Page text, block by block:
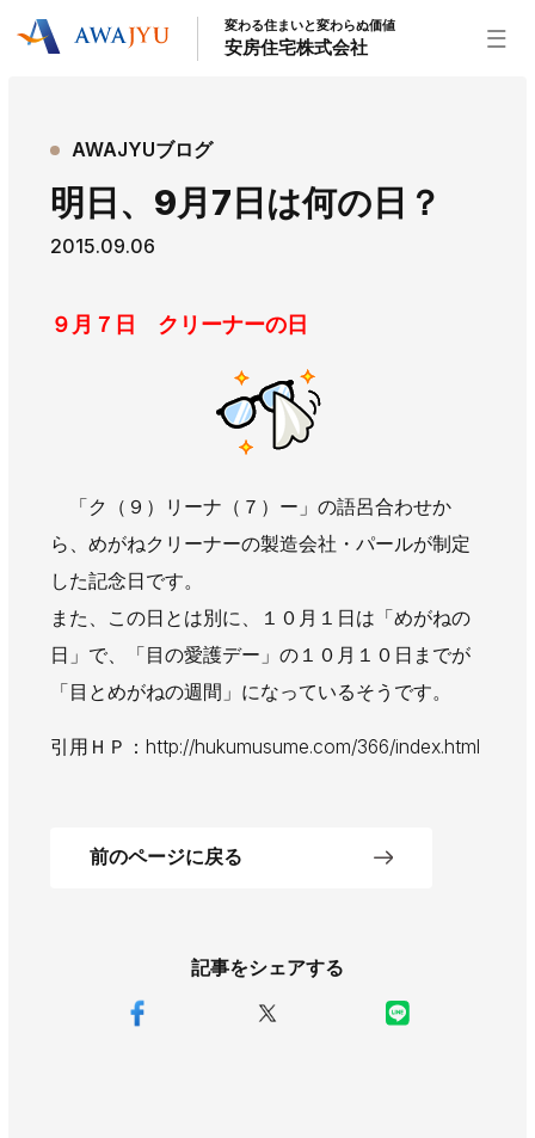
リフォーム事業 外装事業
新築住宅事業
不動産事業
安房住宅について
沿革
社長ブログ イベント
チラシ
AWAJYUブログ
大型工事施工事例
採用情報
新卒・第二新卒採用 アルバイト採用 中途採用
協力会社募集
変わる住まいと変わらぬ価値
安房住宅株式会社
記事をシェアする
AWAJYUブログ
明日、9月7日は何の日？
2015.09.06
９月７日 クリーナーの日
「ク（９）リーナ（７）ー」の語呂合わせか
ら、めがねクリーナーの製造会社・パールが制定
した記念日です。
また、この日とは別に、１０月１日は「めがねの
日」で、「目の愛護デー」の１０月１０日までが
「目とめがねの週間」になっているそうです。
引用ＨＰ：http://hukumusume.com/366/index.html
前のページに戻る